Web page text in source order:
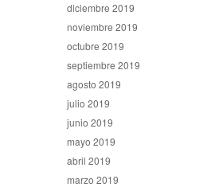
diciembre 2019
noviembre 2019
octubre 2019
septiembre 2019
agosto 2019
julio 2019
junio 2019
mayo 2019
abril 2019
marzo 2019